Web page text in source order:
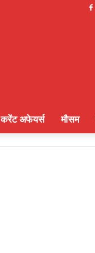
करेंट अफेयर्स मौसम